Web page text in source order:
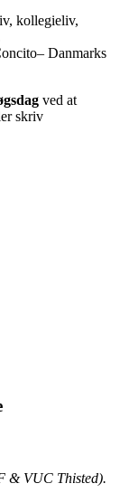
kollegieliv,
Danmarks
ved at
skriv
& VUC Thisted).